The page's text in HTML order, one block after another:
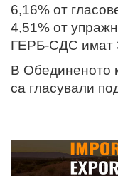
6,16% от
4,51% от
ГЕРБ-СДС имат
В Обединеното
са гласували